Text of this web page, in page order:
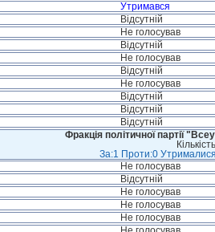
Утримався
Відсутній
Не голосував
Відсутній
Не голосував
Відсутній
Не голосував
Відсутній
Відсутній
Відсутній
Фракція політичної партії
За:1 Проти:0
Не голосував
Відсутній
Не голосував
Не голосував
Не голосував